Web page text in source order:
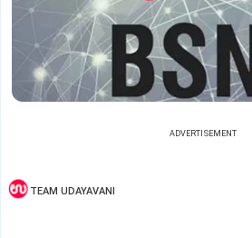
ADVERTISEMENT
TEAM UDAYAVANI